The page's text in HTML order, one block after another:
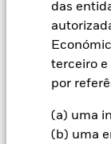
das
terceiro e
por
(a) uma
(b) uma
Informação
e seus
não são
montante
Os movimentos
económicas, os
importantes da